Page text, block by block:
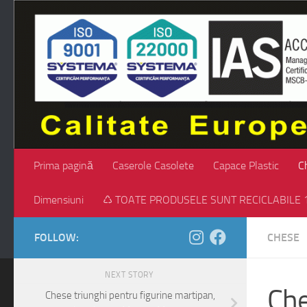
Skip to content
Prima pagină Caserole Casolete Capace Plastic
Dimensiuni ♺ TOATE PRODUSELE SUNT RECICLABILE
CHESE
FOLLOW:
NEXT STORY
Chese triunghi pentru figurine martipan,